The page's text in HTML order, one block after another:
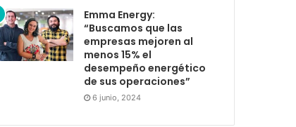
Emma Energy:
“Buscamos que las
empresas mejoren al
menos 15% el
desempeño energético
de sus operaciones”
6 junio, 2024